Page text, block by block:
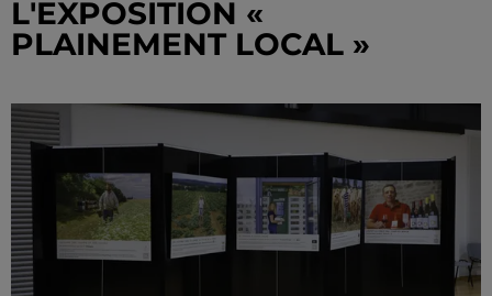
L'EXPOSITION «
PLAINEMENT LOCAL »